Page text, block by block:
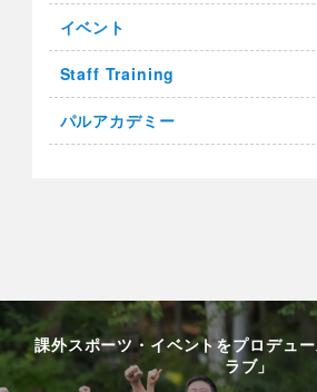
イベント
Staff Training
パルアカデミー
課外スポーツ・イベントをプロデュ
ラブ」